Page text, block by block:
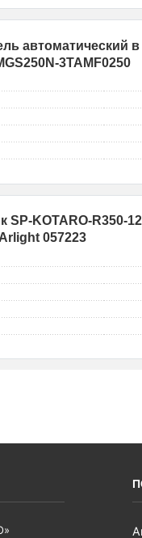
автоматический в
3TAMF0250
SP-KOTARO-R350-
057223